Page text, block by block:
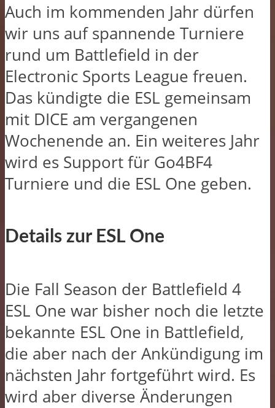
Auch im kommenden Jahr dürfen
wir uns auf spannende Turniere
rund um Battlefield in der
Electronic Sports League freuen.
Das kündigte die ESL gemeinsam
mit DICE am vergangenen
Wochenende an. Ein weiteres Jahr
wird es Support für Go4BF4
Turniere und die ESL One geben.
Details zur ESL One
Die Fall Season der Battlefield 4
ESL One war bisher noch die letzte
bekannte ESL One in Battlefield,
die aber nach der Ankündigung im
nächsten Jahr fortgeführt wird. Es
wird aber diverse Änderungen